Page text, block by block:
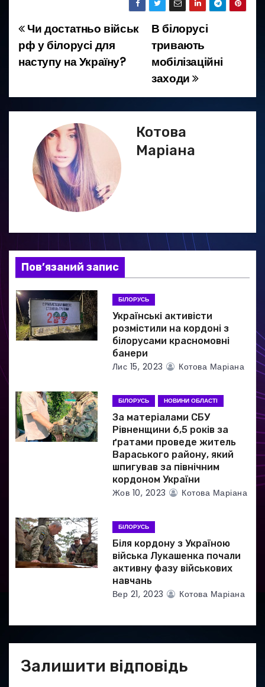
Н
а
і
я
з
а
п
и
в
В білорусі
тривають
мобілізаційні
заходи
Чи достатньо військ
рф у білорусі для
наступу на Україну?
Котова
Маріана
Пов’язаний запис
БІЛОРУСЬ
Українські активісти
розмістили на кордоні з
білорусами красномовні
банери
Лис 15, 2023 Котова Маріана
БІЛОРУСЬ НОВИНИ ОБЛАСТІ
За матеріалами СБУ
Рівненщини 6,5 років за
ґратами проведе житель
Вараського району, який
шпигував за північним
кордоном України
Жов 10, 2023 Котова Маріана
БІЛОРУСЬ
Біля кордону з Україною
війська Лукашенка почали
активну фазу військових
навчань
Вер 21, 2023 Котова Маріана
Залишити відповідь